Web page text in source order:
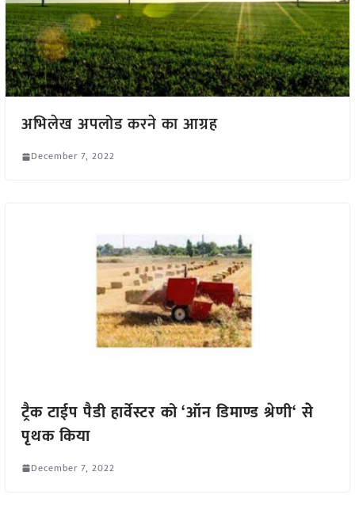
अभिलेख अपलोड करने का आग्रह
December 7, 2022
ट्रैक टाईप पैडी हार्वेस्टर को ‘ऑन डिमाण्ड श्रेणी‘ सेे
पृथक किया
December 7, 2022